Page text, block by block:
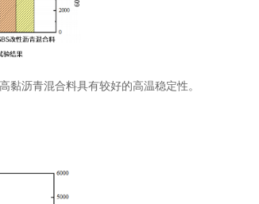
沥青混合料具有较好的高温稳定性。